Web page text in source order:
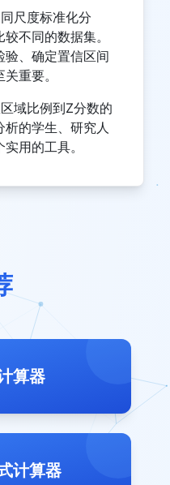
尺度标准化分
不同的数据集。
验、确定置信区间
重要。
域比例到Z分数的
的学生、研究人
用的工具。
算器
计算器